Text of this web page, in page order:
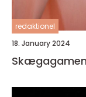
redaktionel
18. January 2024